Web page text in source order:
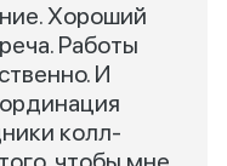
Хороший
Работы
И
колл-